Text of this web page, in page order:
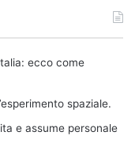
ecco come
spaziale.
e assume personale